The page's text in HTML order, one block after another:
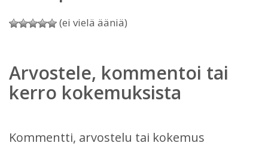
(ei vielä ääniä)
Arvostele, kommentoi tai
kerro kokemuksista
Kommentti, arvostelu tai kokemus